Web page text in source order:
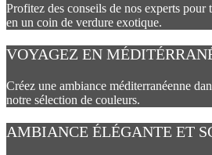
Profitez des conseils de nos experts
en un coin de verdure exotique.
VOYAGEZ EN
Créez une ambiance méditerranéenne
notre sélection de couleurs.
AMBIANCE ÉLÉGANTE ET